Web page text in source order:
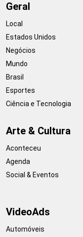
Geral
Local
Estados Unidos
Negócios
Mundo
Brasil
Esportes
Ciência e Tecnologia
Arte & Cultura
Aconteceu
Agenda
Social & Eventos
VideoAds
Automóveis